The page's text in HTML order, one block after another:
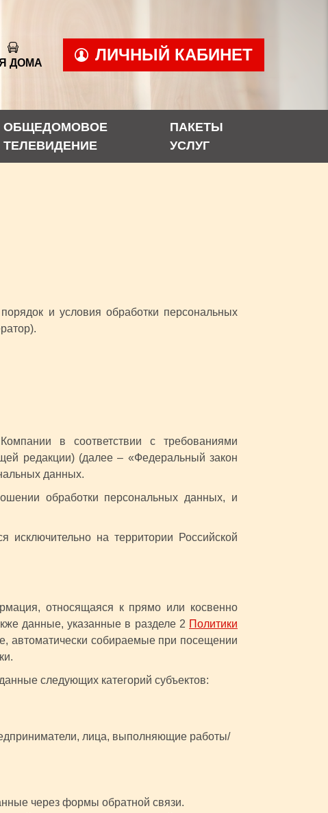
ДОМА ЛИЧНЫЙ КАБИНЕТ
ОБЩЕДОМОВОЕ
ТЕЛЕВИДЕНИЕ
ПАКЕТЫ
УСЛУГ
и условия обработки персональных
в соответствии с требованиями
редакции) (далее – «Федеральный закон
данных.
обработки персональных данных, и
на территории Российской
относящаяся к прямо или косвенно
данные, указанные в разделе 2 Политики
автоматически собираемые при посещении
следующих категорий субъектов:
лица, выполняющие работы/
через формы обратной связи.